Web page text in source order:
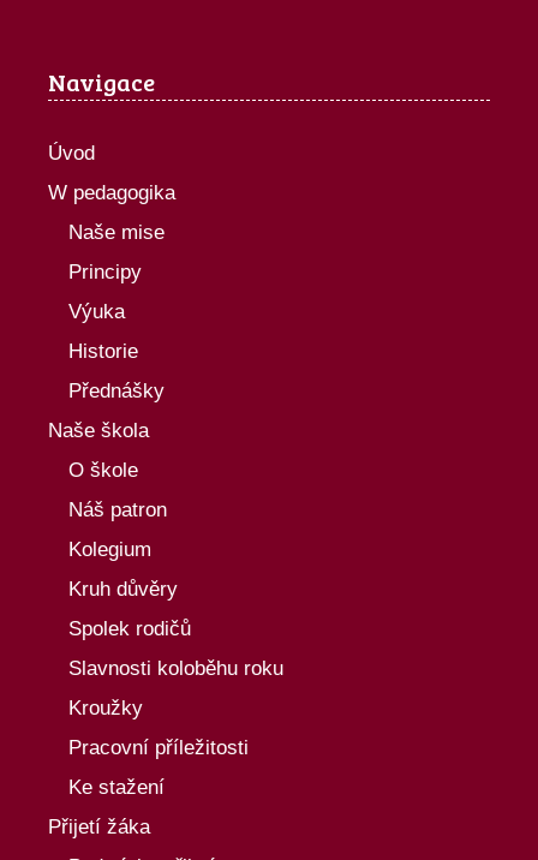
Navigace
Úvod
W pedagogika
Naše mise
Principy
Výuka
Historie
Přednášky
Naše škola
O škole
Náš patron
Kolegium
Kruh důvěry
Spolek rodičů
Slavnosti koloběhu roku
Kroužky
Pracovní příležitosti
Ke stažení
Přijetí žáka